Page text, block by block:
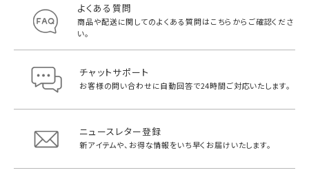
よくある質問
商品や配送に関してのよくある質問はこちらからご確認くださ
い。
チャットサポート
お客様の問い合わせに自動回答で24時間ご対応いたします。
ニュースレター登録
新アイテムや、お得な情報をいち早く お届けいたします。